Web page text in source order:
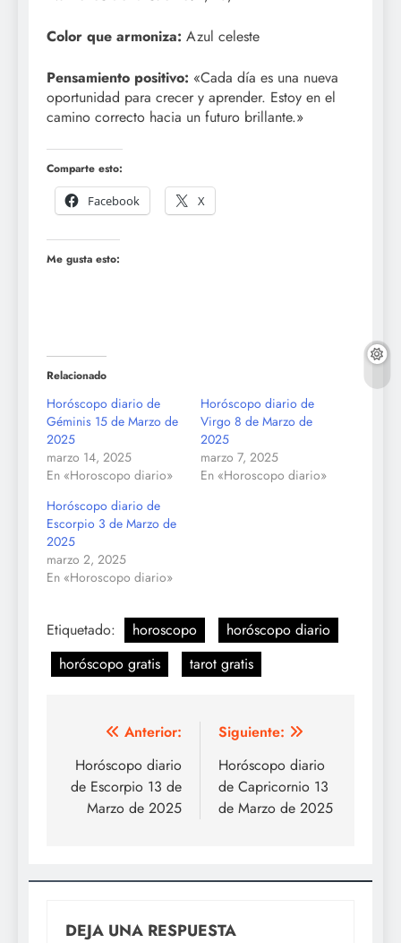
Color que armoniza: Azul celeste
Pensamiento positivo: «Cada día es una nueva
oportunidad para crecer y aprender. Estoy en el
camino correcto hacia un futuro brillante.»
Comparte esto:
Facebook
X
Me gusta esto:
Relacionado
Horóscopo diario de
Géminis 15 de Marzo de
2025
marzo 14, 2025
En «Horoscopo diario»
Horóscopo diario de
Virgo 8 de Marzo de
2025
marzo 7, 2025
En «Horoscopo diario»
Horóscopo diario de
Escorpio 3 de Marzo de
2025
marzo 2, 2025
En «Horoscopo diario»
Etiquetado: horoscopo
horóscopo diario
horóscopo gratis
tarot gratis
Navegación
de
entradas
Anterior:
Horóscopo diario
de Escorpio 13 de
Marzo de 2025
Siguiente:
Horóscopo diario
de Capricornio 13
de Marzo de 2025
DEJA UNA RESPUESTA